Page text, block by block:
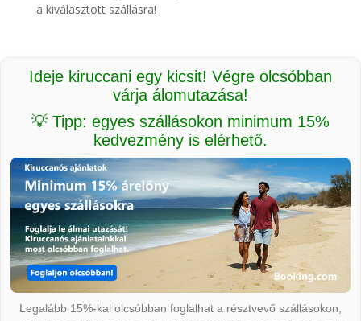
a kiválasztott szállásra!
Ideje kiruccani egy kicsit! Végre olcsóbban
várja álomutazása!
💡 Tipp: egyes szállásokon minimum 15%
kedvezmény is elérhető.
Legalább 15%-kal olcsóbban foglalhat a résztvevő szállásokon,